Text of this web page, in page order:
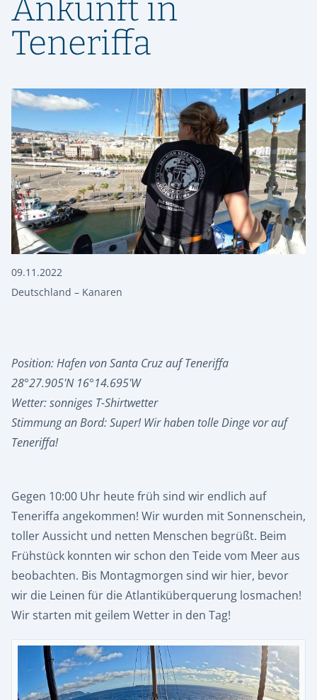
Ankunft in
Teneriffa
09.11.2022
Deutschland – Kanaren
Position: Hafen von Santa Cruz auf Teneriffa
28°27.905'N 16°14.695'W
Wetter: sonniges T-Shirtwetter
Stimmung an Bord: Super! Wir haben tolle Dinge vor auf
Teneriffa!
Gegen 10:00 Uhr heute früh sind wir endlich auf
Teneriffa angekommen! Wir wurden mit Sonnenschein,
toller Aussicht und netten Menschen begrüßt. Beim
Frühstück konnten wir schon den Teide vom Meer aus
beobachten. Bis Montagmorgen sind wir hier, bevor
wir die Leinen für die Atlantiküberquerung losmachen!
Wir starten mit geilem Wetter in den Tag!